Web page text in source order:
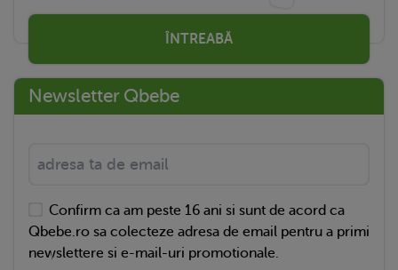
ÎNTREABĂ
Newsletter Qbebe
Confirm ca am peste 16 ani si sunt de acord ca
Qbebe.ro sa colecteze adresa de email pentru a primi
newslettere si e-mail-uri promotionale.